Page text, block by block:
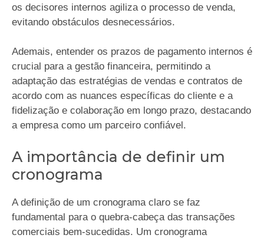
os decisores internos agiliza o processo de venda,
evitando obstáculos desnecessários.
Ademais, entender os prazos de pagamento internos é
crucial para a gestão financeira, permitindo a
adaptação das estratégias de vendas e contratos de
acordo com as nuances específicas do cliente e a
fidelização e colaboração em longo prazo, destacando
a empresa como um parceiro confiável.
A importância de definir um
cronograma
A definição de um cronograma claro se faz
fundamental para o quebra-cabeça das transações
comerciais bem-sucedidas. Um cronograma